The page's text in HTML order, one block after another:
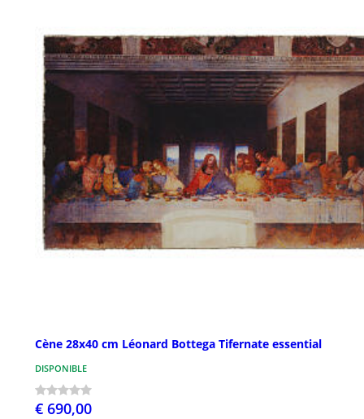
Cène 28x40 cm Léonard Bottega Tifernate essential
DISPONIBLE
€ 690,00